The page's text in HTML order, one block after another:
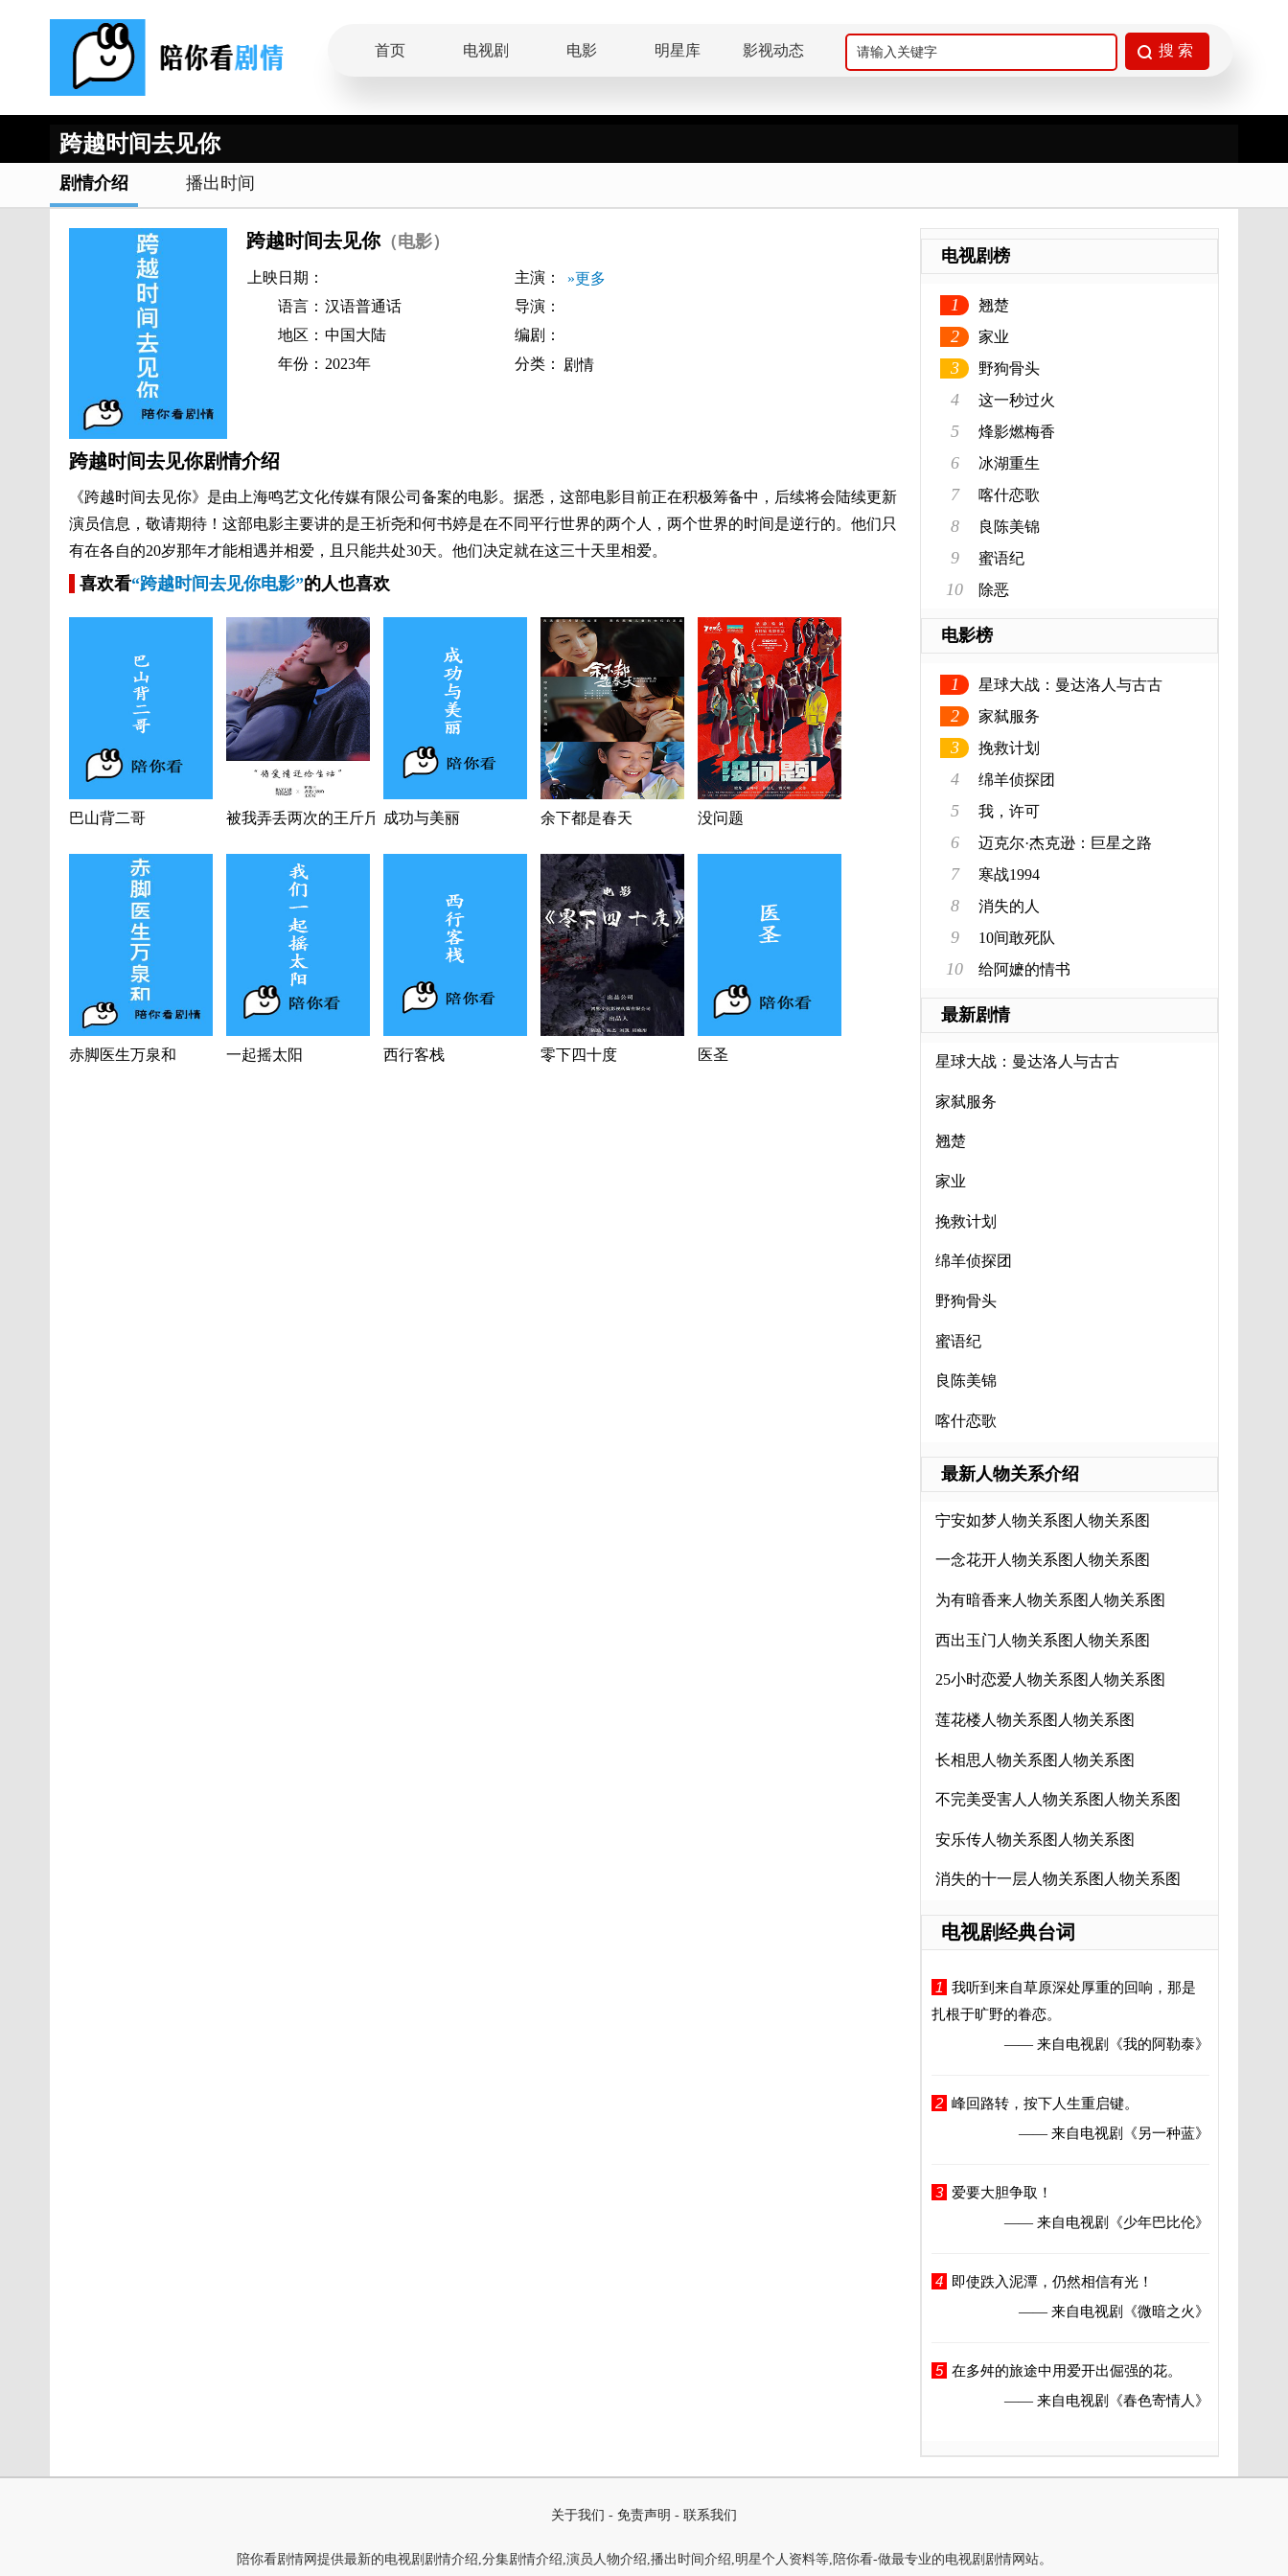
首页 电视剧 电影 明星库 影视动态
跨越时间去见你
剧情介绍 播出时间
跨越时间去见你（电影）
上映日期： 主演：
»更多
语言： 汉语普通话
导演：
地区： 中国大陆
编剧：
年份： 2023年 分类： 剧情
跨越时间去见你剧情介绍
《跨越时间去见你》是由上海鸣艺文化传媒有限公司备案的电影。据悉，这部电影目前正在积极筹备中，后续将会陆续更新
演员信息，敬请期待！这部电影主要讲的是王祈尧和何书婷是在不同平行世界的两个人，两个世界的时间是逆行的。他们只
有在各自的20岁那年才能相遇并相爱，且只能共处30天。他们决定就在这三十天里相爱。
喜欢看“跨越时间去见你电影”的人也喜欢
巴山背二哥 被我弄丢两次的王斤斤 成功与美丽 余下都是春天 没问题
赤脚医生万泉和 一起摇太阳 西行客栈 零下四十度 医圣
电视剧榜
1 翘楚
2 家业
3 野狗骨头
4 这一秒过火
5 烽影燃梅香
6 冰湖重生
7 喀什恋歌
8 良陈美锦
9 蜜语纪
10 除恶
电影榜
1 星球大战：曼达洛人与古古
2 家弑服务
3 挽救计划
4 绵羊侦探团
5 我，许可
6 迈克尔·杰克逊：巨星之路
7 寒战1994
8 消失的人
9 10间敢死队
10 给阿嬷的情书
最新剧情
星球大战：曼达洛人与古古
家弑服务
翘楚
家业
挽救计划
绵羊侦探团
野狗骨头
蜜语纪
良陈美锦
喀什恋歌
最新人物关系介绍
宁安如梦人物关系图人物关系图
一念花开人物关系图人物关系图
为有暗香来人物关系图人物关系图
西出玉门人物关系图人物关系图
25小时恋爱人物关系图人物关系图
莲花楼人物关系图人物关系图
长相思人物关系图人物关系图
不完美受害人人物关系图人物关系图
安乐传人物关系图人物关系图
消失的十一层人物关系图人物关系图
电视剧经典台词
1
我听到来自草原深处厚重的回响，那是
扎根于旷野的眷恋。
—— 来自电视剧
《我的阿勒泰》
2 峰回路转，按下人生重启键。
—— 来自电视剧
《另一种蓝》
3
爱要大胆争取！
—— 来自电视剧
《少年巴比伦》
4
即使跌入泥潭，仍然相信有光！
—— 来自电视剧
《微暗之火》
5 在多舛的旅途中用爱开出倔强的花。
—— 来自电视剧
《春色寄情人》
关于我们 - 免责声明 - 联系我们
陪你看剧情网提供最新的电视剧剧情介绍,分集剧情介绍,演员人物介绍,播出时间介绍,明星个人资料等,陪你看-做最专业的电视剧剧情网站。